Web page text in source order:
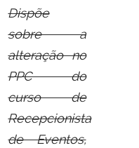
Dispõe
sobre a
alteração no
PPC do
curso de
Recepcionista
de Eventos,